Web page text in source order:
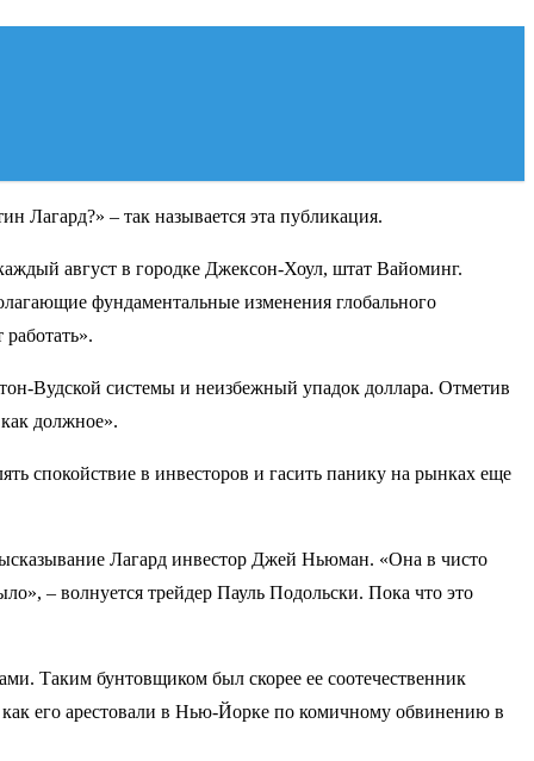
Лагард?» – так называется эта публикация.
август в городке Джексон-Хоул, штат Вайоминг.
фундаментальные изменения глобального
Вудской системы и неизбежный упадок доллара. Отметив
должное».
спокойствие в инвесторов и гасить панику на рынках еще
Лагард инвестор Джей Ньюман. «Она в чисто
– волнуется трейдер Пауль Подольски. Пока что это
Таким бунтовщиком был скорее ее соотечественник
его арестовали в Нью-Йорке по комичному обвинению в